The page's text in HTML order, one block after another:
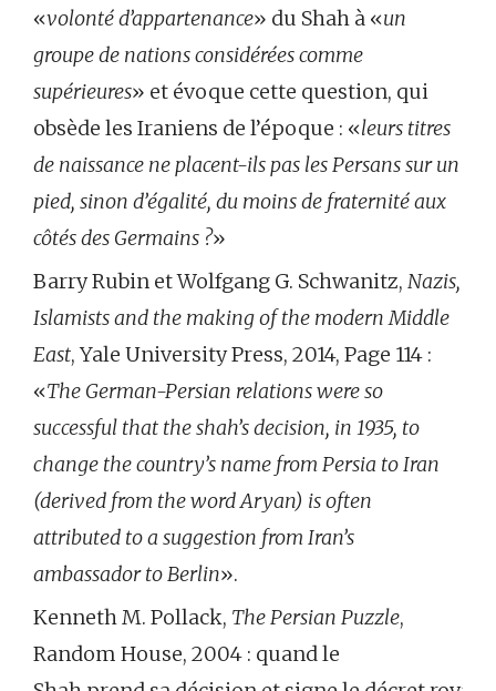
«volonté d’appartenance» du Shah à «un
groupe de nations considérées comme
supérieures» et évoque cette question, qui
obsède les Iraniens de l’époque : «leurs titres
de naissance ne placent-ils pas les Persans sur un
pied, sinon d’égalité, du moins de fraternité aux
côtés des Germains ?»
Barry Rubin et Wolfgang G. Schwanitz, Nazis,
Islamists and the making of the modern Middle
East, Yale University Press, 2014, Page 114 :
«The German-Persian relations were so
successful that the shah’s decision, in 1935, to
change the country’s name from Persia to Iran
(derived from the word Aryan) is often
attributed to a suggestion from Iran’s
ambassador to Berlin».
Kenneth M. Pollack, The Persian Puzzle,
Random House, 2004 : quand le